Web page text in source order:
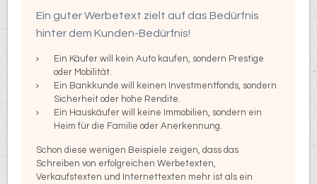
Ein guter Werbetext zielt auf das Bedürfnis
hinter dem Kunden-Bedürfnis!
Ein Käufer will kein Auto kaufen, sondern Prestige
oder Mobilität.
Ein Bankkunde will keinen Investmentfonds, sondern
Sicherheit oder hohe Rendite.
Ein Hauskäufer will keine Immobilien, sondern ein
Heim für die Familie oder Anerkennung.
Schon diese wenigen Beispiele zeigen, dass das
Schreiben von erfolgreichen Werbetexten,
Verkaufstexten und Internettexten mehr ist als ein